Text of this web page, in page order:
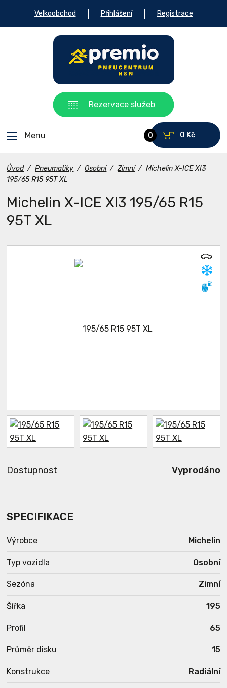
Velkoobchod Přihlášení Registrace
0 0 Kč
Menu
Rezervace služeb
Úvod / Pneumatiky / Osobní / Zimní / Michelin X-ICE XI3
195/65 R15 95T XL
Michelin X-ICE XI3 195/65 R15
95T XL
Dostupnost Vyprodáno
SPECIFIKACE
Výrobce Michelin
Typ vozidla Osobní
Sezóna Zimní
Šířka 195
Profil 65
Průměr disku 15
Konstrukce Radiální